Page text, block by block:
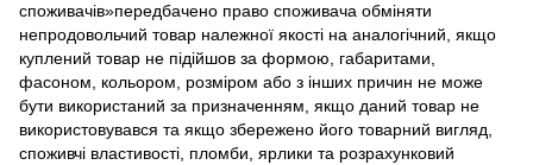
споживачів»передбачено право споживача обміняти
непродовольчий товар належної якості на аналогічний, якщо
куплений товар не підійшов за формою, габаритами,
фасоном, кольором, розміром або з інших причин не може
бути використаний за призначенням, якщо даний товар не
використовувався та якщо збережено його товарний вигляд,
споживчі властивості, пломби, ярлики та розрахунковий